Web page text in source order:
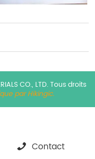
CO., LTD. Tous droits
par Hikingic.
 Contact